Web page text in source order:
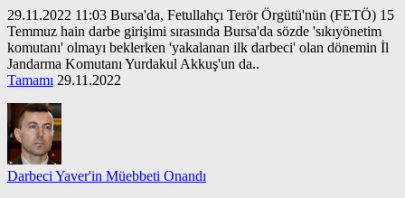
29.11.2022 11:03 Bursa'da, Fetullahçı Terör Örgütü'nün (FETÖ) 15
Temmuz hain darbe girişimi sırasında Bursa'da sözde 'sıkıyönetim
komutanı' olmayı beklerken 'yakalanan ilk darbeci' olan dönemin İl
Jandarma Komutanı Yurdakul Akkuş'un da..
Tamamı 29.11.2022
Darbeci Yaver'in Müebbeti Onandı